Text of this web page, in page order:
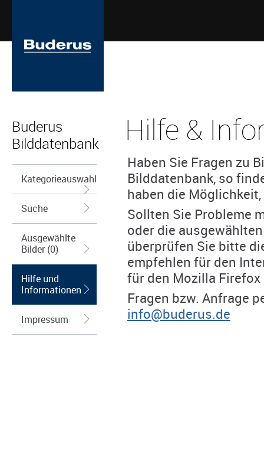
Buderus
Bilddatenbank
Kategorieauswahl
Suche
Ausgewählte
Bilder (0)
Hilfe und
Informationen
Impressum
Hilfe &
Haben Sie Fragen zu
Bilddatenbank, so
haben die
Sollten Sie Probleme
oder die
überprüfen Sie bitte
empfehlen für den
für den Mozilla Firefox
Fragen bzw. Anfrage
info@buderus.de